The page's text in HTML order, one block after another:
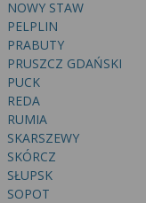
NOWY STAW
PELPLIN
PRABUTY
PRUSZCZ GDAŃSKI
PUCK
REDA
RUMIA
SKARSZEWY
SKÓRCZ
SŁUPSK
SOPOT
możesz też
danych tylko w
dowiedzieć się
konfigurację
za pomocą
Więcej informacji
narzędzi
znajdziesz w